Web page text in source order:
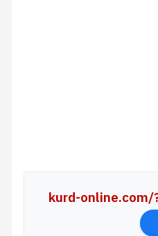
kurd-online.com/